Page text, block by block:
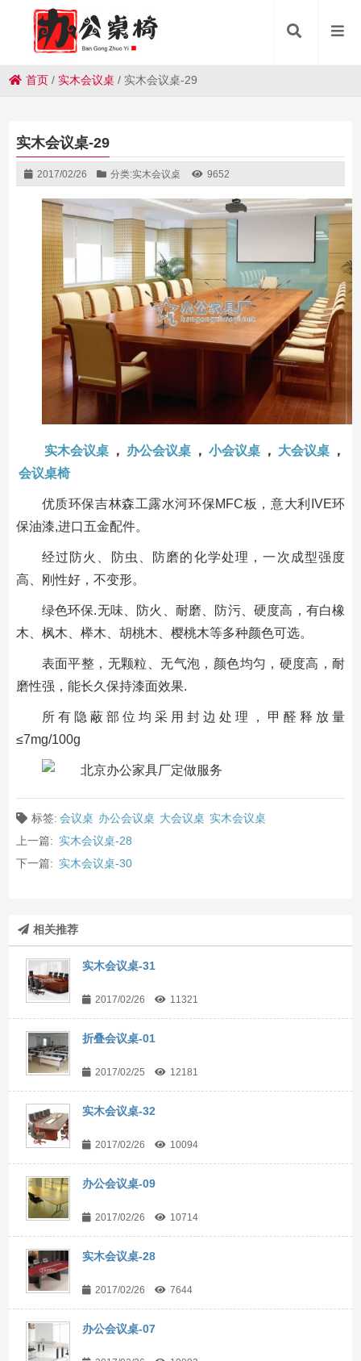
首页 / 实木会议桌 / 实木会议桌-29
实木会议桌-29
2017/02/26 分类:实木会议桌 9652
实木会议桌 ， 办公会议桌 ， 小会议桌 ， 大会议桌 ，
会议桌椅
优质环保吉林森工露水河环保MFC板，意大利IVE环
保油漆,进口五金配件。
经过防火、防虫、防磨的化学处理，一次成型强度
高、刚性好，不变形。
绿色环保.无味、防火、耐磨、防污、硬度高，有白橡
木、枫木、榉木、胡桃木、樱桃木等多种颜色可选。
表面平整，无颗粒、无气泡，颜色均匀，硬度高，耐
磨性强，能长久保持漆面效果.
所有隐蔽部位均采用封边处理，甲醛释放量
≤7mg/100g
标签: 会议桌 办公会议桌 大会议桌 实木会议桌
上一篇: 实木会议桌-28
下一篇: 实木会议桌-30
相关推荐
实木会议桌-31
2017/02/26 11321
折叠会议桌-01
2017/02/25 12181
实木会议桌-32
2017/02/26 10094
办公会议桌-09
2017/02/26 10714
实木会议桌-28
2017/02/26 7644
办公会议桌-07